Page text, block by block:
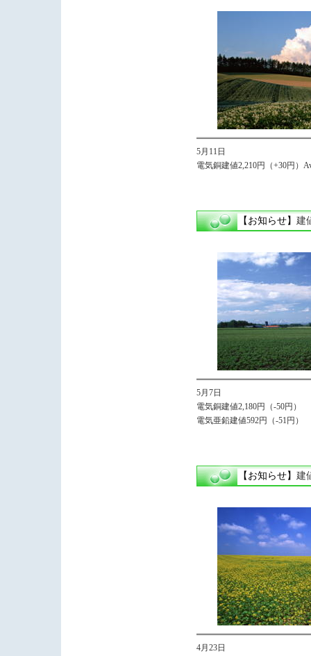
5月11日
電気銅建値2,210円（+30円）
【お知らせ】 建
5月7日
電気銅建値2,180円（-50円）
電気亜鉛建値592円（-51円）
【お知らせ】 建
4月23日